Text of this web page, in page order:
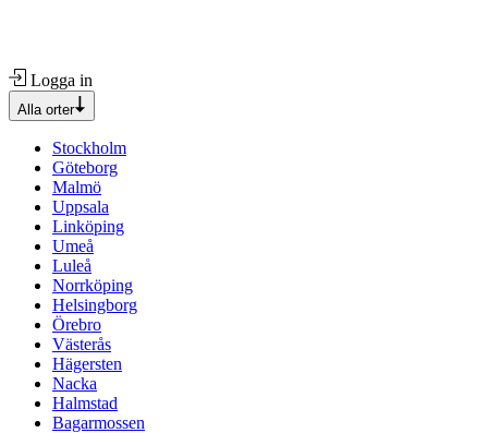
Logga in
Alla orter
Stockholm
Göteborg
Malmö
Uppsala
Linköping
Umeå
Luleå
Norrköping
Helsingborg
Örebro
Västerås
Hägersten
Nacka
Halmstad
Bagarmossen